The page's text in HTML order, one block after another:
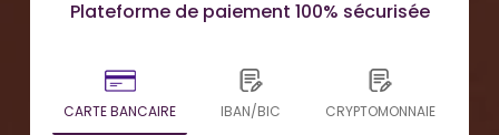
Plateforme de paiement 100% sécurisée
CARTE BANCAIRE IBAN/BIC CRYPTOMONNAIE